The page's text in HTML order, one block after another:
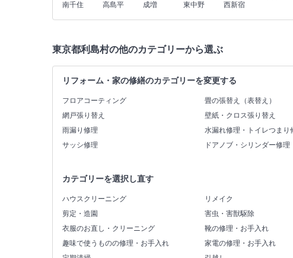
南千住
高島平 成増 東中野 西新宿
東京都利島村の他のカテゴリーから選ぶ
リフォーム・家の修繕のカテゴリーを変更する
フロアコーティング 畳の張替え（表替え）
網戸張り替え
壁紙・クロス張り替え
雨漏り修理
水漏れ修理・トイレつまり
サッシ修理
ドアノブ・シリンダー修理
カテゴリーを選択し直す
ハウスクリーニング リメイク
剪定・造園
害虫・害獣駆除
衣服のお直し・クリーニング
靴の修理・お手入れ
趣味で使うものの修理・お手入れ
家電の修理・お手入れ